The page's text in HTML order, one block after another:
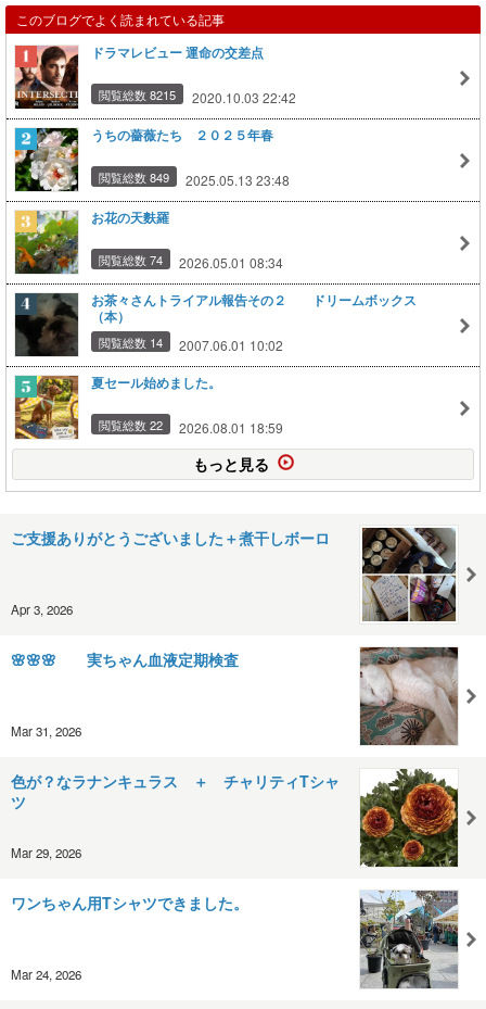
このブログでよく読まれている記事
ドラマレビュー 運命の交差点
閲覧総数 8215 2020.10.03 22:42
うちの薔薇たち ２０２５年春
閲覧総数 849 2025.05.13 23:48
お花の天麩羅
閲覧総数 74 2026.05.01 08:34
お茶々さんトライアル報告その２ ドリームボックス
（本）
閲覧総数 14 2007.06.01 10:02
夏セール始めました。
閲覧総数 22 2026.08.01 18:59
もっと見る
ご支援ありがとうございました＋煮干しボーロ
Apr 3, 2026
🌸🌸🌸 実ちゃん血液定期検査
Mar 31, 2026
色が？なラナンキュラス ＋ チャリティTシャ
ツ
Mar 29, 2026
ワンちゃん用Tシャツできました。
Mar 24, 2026